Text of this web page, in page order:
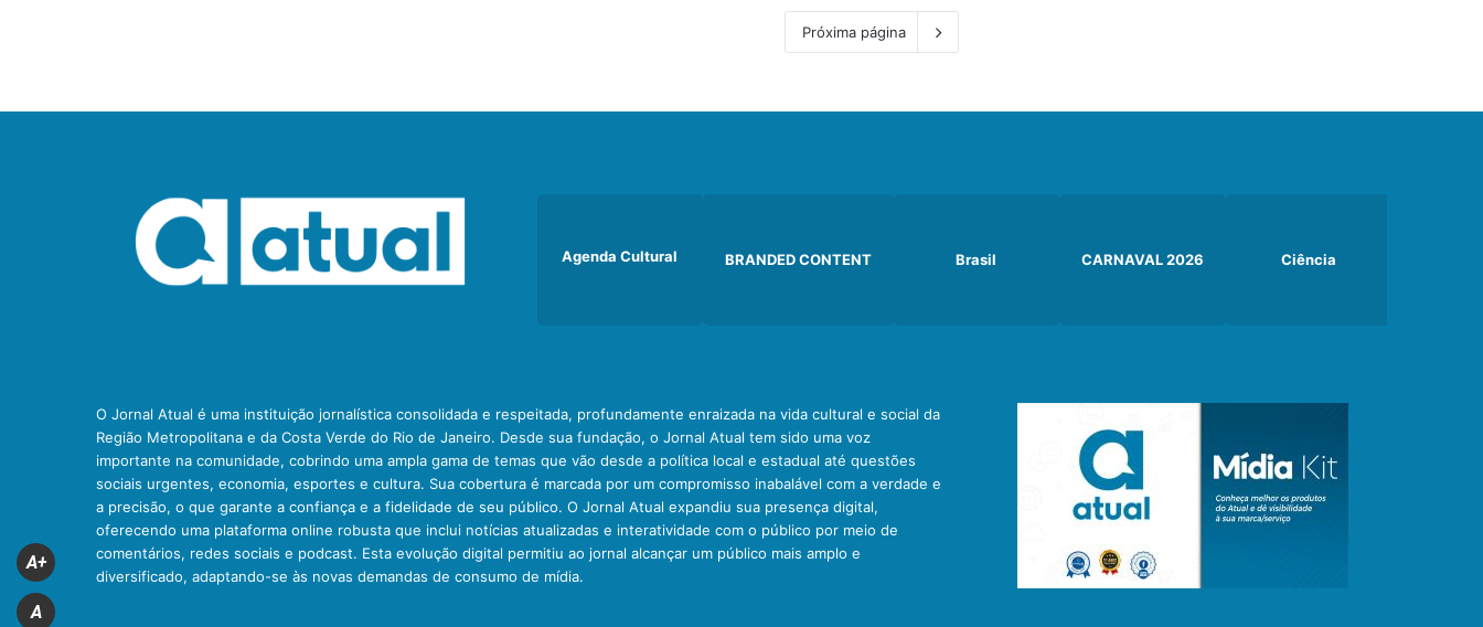
Próxima página
Agenda Cultural BRANDED CONTENT Brasil CARNAVAL 2026 Ciência
O Jornal Atual é uma instituição jornalística consolidada e respeitada, profundamente enraizada na vida cultural e social da
Região Metropolitana e da Costa Verde do Rio de Janeiro. Desde sua fundação, o Jornal Atual tem sido uma voz
importante na comunidade, cobrindo uma ampla gama de temas que vão desde a política local e estadual até questões
sociais urgentes, economia, esportes e cultura. Sua cobertura é marcada por um compromisso inabalável com a verdade e
a precisão, o que garante a confiança e a fidelidade de seu público. O Jornal Atual expandiu sua presença digital,
oferecendo uma plataforma online robusta que inclui notícias atualizadas e interatividade com o público por meio de
comentários, redes sociais e podcast. Esta evolução digital permitiu ao jornal alcançar um público mais amplo e
diversificado, adaptando-se às novas demandas de consumo de mídia.
A+
A